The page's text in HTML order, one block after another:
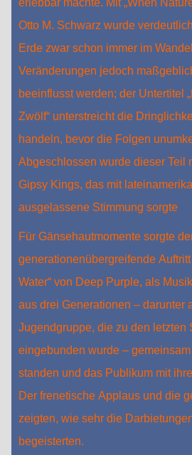
erlebbar machte. Mit „When
Otto M. Schwarz wurde
Erde zwar schon immer im
Veränderungen jedoch
beeinflusst werden; der Untertitel
Zwölf“ unterstreicht die
handeln, bevor die Folgen
Abgeschlossen wurde dieser Teil
Gipsy Kings, das mit
ausgelassene Stimmung sorgte
Für Gänsehautmomente sorgte
generationenübergreifende
Water“ von Deep Purple, als
aus drei Generationen – darunter
Jugendgruppe, die zu den letzten
eingebunden wurde –
standen und das Publikum mit
Der frenetische Applaus und die
zeigten, wie sehr die
begeisterten.